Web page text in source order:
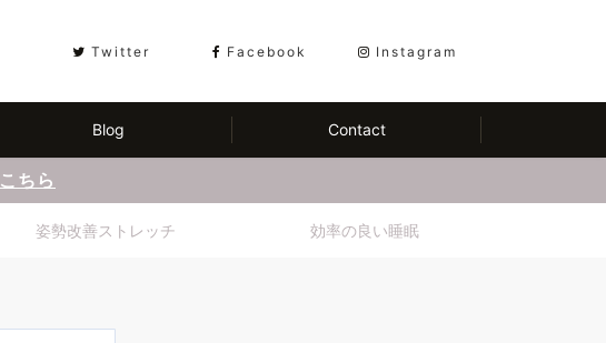
Twitter Facebook Instagram
Blog Contact
こちら
姿勢改善ストレッチ 効率の良い睡眠